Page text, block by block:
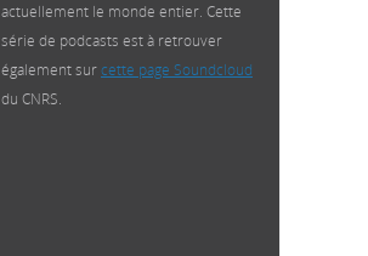
actuellement le monde entier. Cette
série de podcasts est à retrouver
également surcette page Soundcloud
du CNRS.